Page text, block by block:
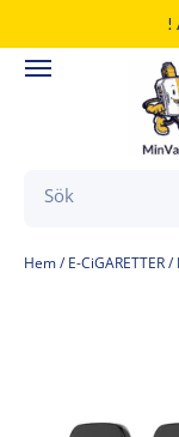
till
innehåll
!
Hem/ E-CiGARETTER/